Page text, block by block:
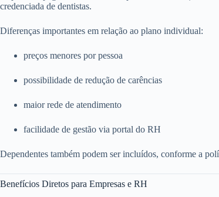
credenciada de dentistas.
Diferenças importantes em relação ao plano individual:
preços menores por pessoa
possibilidade de redução de carências
maior rede de atendimento
facilidade de gestão via portal do RH
Dependentes também podem ser incluídos, conforme a
Benefícios Diretos para Empresas e RH